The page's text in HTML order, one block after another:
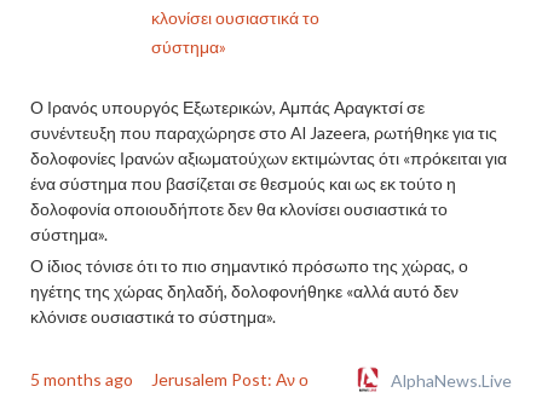
κλονίσει ουσιαστικά το
σύστημα»
Ο Ιρανός υπουργός Εξωτερικών, Αμπάς Αραγκτσί σε
συνέντευξη που παραχώρησε στο Al Jazeera, ρωτήθηκε για τις
δολοφονίες Ιρανών αξιωματούχων εκτιμώντας ότι «πρόκειται για
ένα σύστημα που βασίζεται σε θεσμούς και ως εκ τούτο η
δολοφονία οποιουδήποτε δεν θα κλονίσει ουσιαστικά το
σύστημα».
Ο ίδιος τόνισε ότι το πιο σημαντικό πρόσωπο της χώρας, ο
ηγέτης της χώρας δηλαδή, δολοφονήθηκε «αλλά αυτό δεν
κλόνισε ουσιαστικά το σύστημα».
5 months ago
Jerusalem Post: Αν ο
AlphaNews.Live